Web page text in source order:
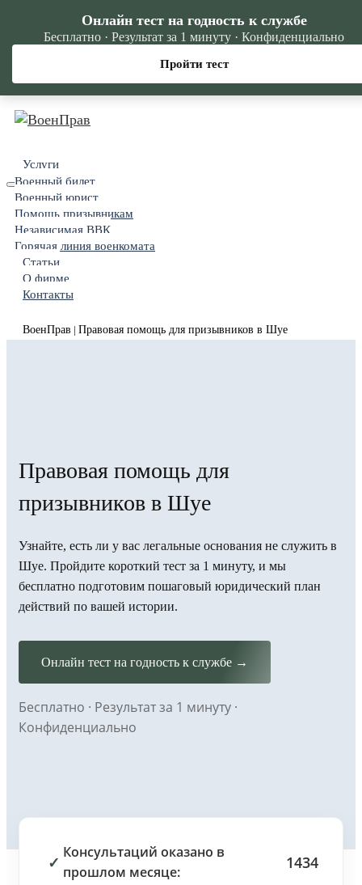
Услуги
Военный билет
Военный юрист
Помощь призывникам
Независимая ВВК
Горячая линия военкомата
Статьи
О фирме
Контакты
ВоенПрав Правовая помощь для призывников в Шуе
Правовая помощь для
призывников в Шуе
Узнайте, есть ли у вас легальные основания не служить в
Шуе. Пройдите короткий тест за 1 минуту, и мы
бесплатно подготовим пошаговый юридический план
действий по вашей истории.
Онлайн тест на годность к службе →
Бесплатно · Результат за 1 минуту ·
Конфиденциально
✓
Консультаций оказано в
прошлом месяце:
1434
Онлайн тест на годность к службе
Бесплатно · Результат за 1 минуту · Конфиденциально
Пройти тест